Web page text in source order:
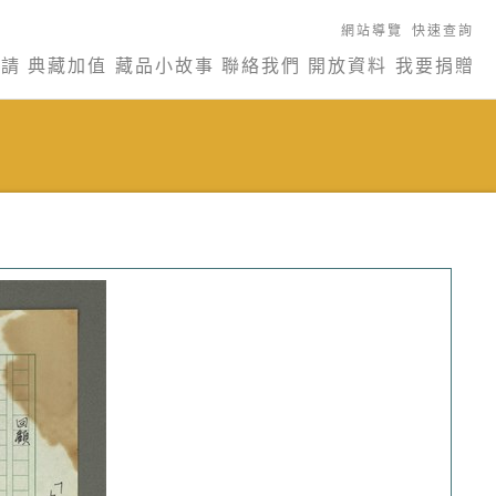
網站導覽 快速查詢
典藏加值 藏品小故事 聯絡我們 開放資料 我要捐贈